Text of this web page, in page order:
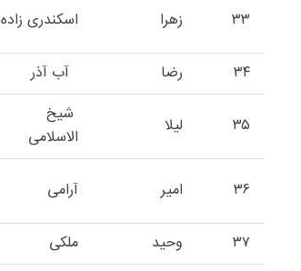
۳۳ زهرا اسکندری زاده
۳۴ رضا آب آذر
۳۵ لیلا
شیخ
الاسلامی
۳۶ امیر آرامی
۳۷ وحید ملکی